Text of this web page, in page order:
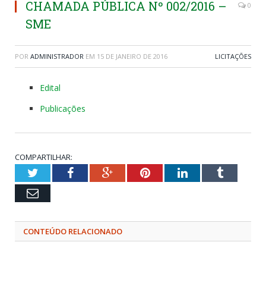
CHAMADA PÚBLICA Nº 002/2016 –
SME
0
POR ADMINISTRADOR EM 15 DE JANEIRO DE 2016 LICITAÇÕES
Edital
Publicações
COMPARTILHAR:
TwitterFacebookGoogle+PinterestLinkedInTumblr
Email
CONTEÚDO RELACIONADO